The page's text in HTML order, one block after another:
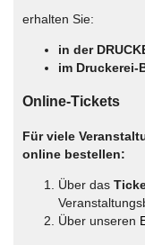
erhalten Sie:
in der
im Druckerei-
Online-Tickets
Für viele
online bestellen:
Über das
Über unseren